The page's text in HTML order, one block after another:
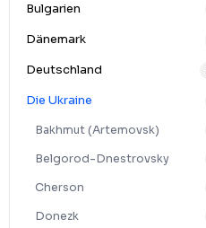
Bulgarien
Dänemark
Deutschland
Die Ukraine
Bakhmut (Artemovsk)
Belgorod-Dnestrovsky
Cherson
Donezk